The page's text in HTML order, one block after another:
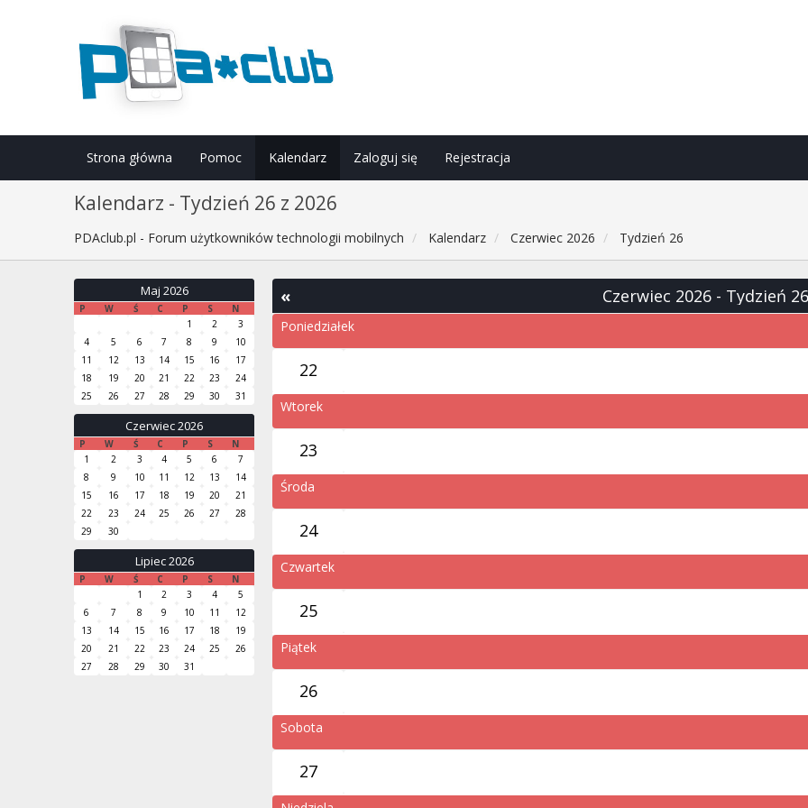
Strona główna Pomoc Kalendarz Zaloguj się Rejestracja
Kalendarz - Tydzień 26 z 2026
PDAclub.pl - Forum użytkowników technologii mobilnych Kalendarz Czerwiec 2026 Tydzień 26
Maj 2026
P W Ś C P S
N
1
2
3
4
5 6 7 8 9
10
11
12 13 14 15 16
17
18
19 20 21 22 23
24
25
26 27 28 29 30 31
Czerwiec 2026
P W Ś C P S
N
1
2 3 4 5 6
7
8
9 10 11 12 13
14
15
16 17 18 19 20
21
22
23 24 25 26 27
28
29
30
Lipiec 2026
P W Ś C P S
N
1
2 3 4
5
6
7 8 9 10 11
12
13
14 15 16 17 18
19
20
21 22 23 24 25
26
27
28 29 30 31
« Czerwiec 2026- Tydzień 26
Poniedziałek
22
Wtorek
23
Środa
24
Czwartek
25
Piątek
26
Sobota
27